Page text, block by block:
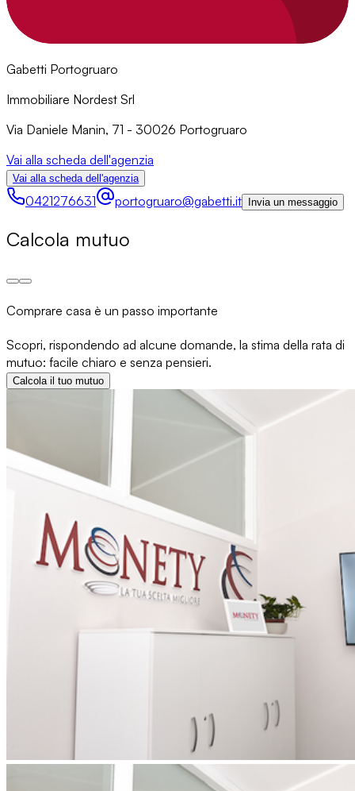
Gabetti Portogruaro
Immobiliare Nordest Srl
Via Daniele Manin, 71 - 30026 Portogruaro
Vai alla scheda dell'agenzia
Vai alla scheda dell'agenzia
0421276631 portogruaro@gabetti.it Invia un messaggio
Calcola mutuo
Comprare casa è un passo importante
Scopri, rispondendo ad alcune domande, la stima della rata di
mutuo: facile chiaro e senza pensieri.
Calcola il tuo mutuo